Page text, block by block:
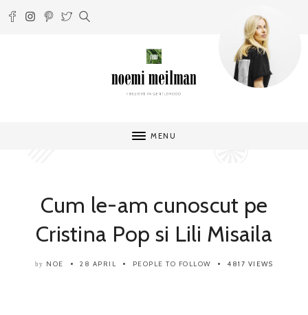
MENU
Cum le-am cunoscut pe
Cristina Pop si Lili Misaila
by NOE 28 APRIL PEOPLE TO FOLLOW 4817 VIEWS